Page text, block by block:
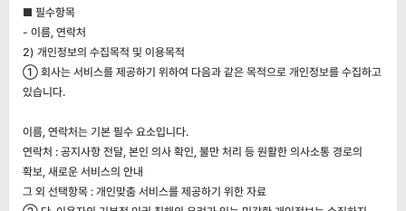
■ 필수항목
- 이름, 연락처
2) 개인정보의 수집목적 및 이용목적
① 회사는 서비스를 제공하기 위하여 다음과 같은 목적으로 개인정보를 수집하고
있습니다.
이름, 연락처는 기본 필수 요소입니다.
연락처 : 공지사항 전달, 본인 의사 확인, 불만 처리 등 원활한 의사소통 경로의
확보, 새로운 서비스의 안내
그 외 선택항목 : 개인맞춤 서비스를 제공하기 위한 자료